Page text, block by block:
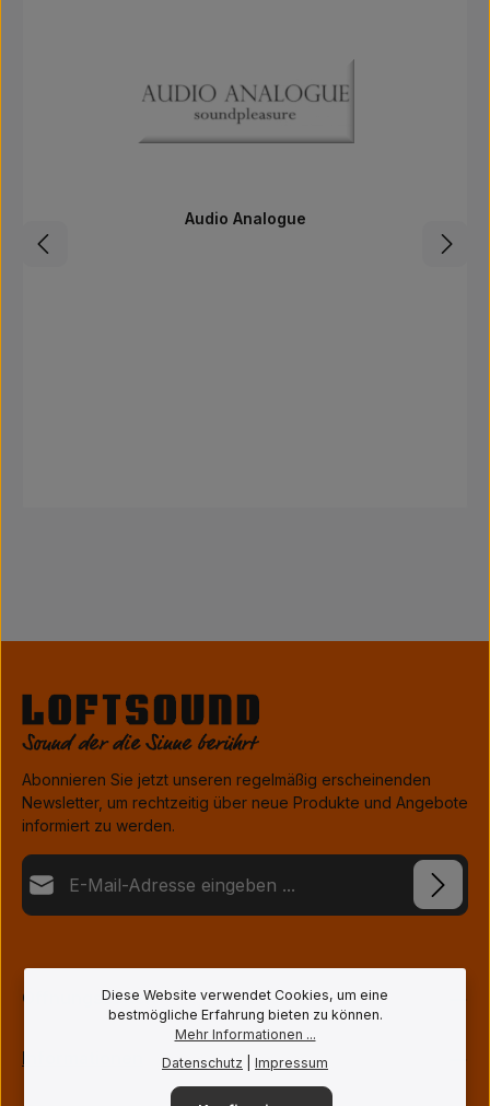
Audio Analogue
Abonnieren Sie jetzt unseren regelmäßig erscheinenden
Newsletter, um rechtzeitig über neue Produkte und Angebote
informiert zu werden.
E-Mail-Adresse*
Ich habe dieDatenschutzbestimmungenzur Kenntnis
genommen und dieAGBgelesen und bin mit ihnen
einverstanden.*
ÖffnungszeitenDiese Website verwendet Cookies, um eine
bestmögliche Erfahrung bieten zu können.
Mehr Informationen ...
Datenschutz
Impressum